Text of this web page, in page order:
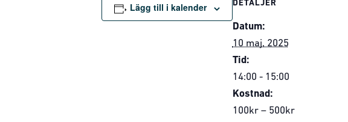
Lägg till i kalender DETALJER
Datum:
10 maj, 2025
Tid:
14:00 - 15:00
Kostnad:
100kr – 500kr